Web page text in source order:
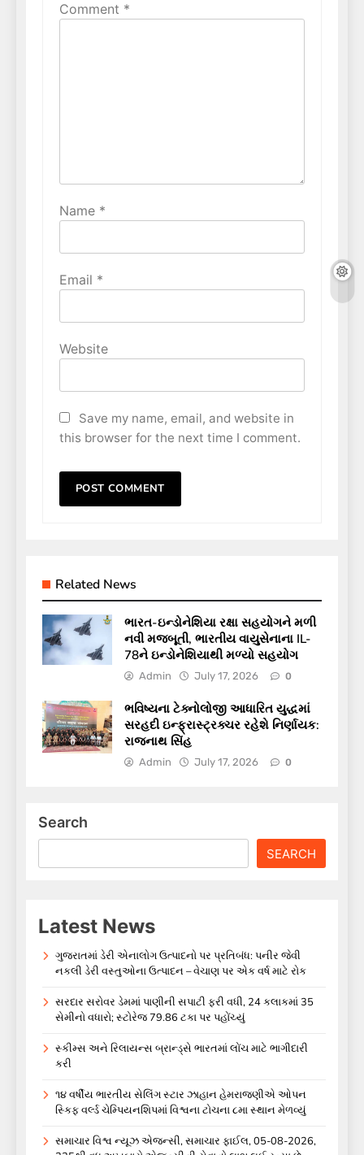
Comment *
Name *
Email *
Website
Save my name, email, and website in
this browser for the next time I comment.
Related News
ભારત-ઇન્ડોનેશિયા રક્ષા સહયોગને મળી
નવી મજબૂતી, ભારતીય વાયુસેનાના IL-
78ને ઇન્ડોનેશિયાથી મળ્યો સહયોગ
Admin July 17, 2026 0
ભવિષ્યના ટેક્નોલોજી આધારિત યુદ્ધમાં
સરહદી ઇન્ફ્રાસ્ટ્રક્ચર રહેશે નિર્ણાયક:
રાજનાથ સિંહ
Admin July 17, 2026 0
Search
SEARCH
Latest News
ગુજરાતમાં ડેરી એનાલોગ ઉત્પાદનો પર પ્રતિબંધ: પનીર જેવી
નકલી ડેરી વસ્તુઓના ઉત્પાદન – વેચાણ પર એક વર્ષ માટે રોક
સરદાર સરોવર ડેમમાં પાણીની સપાટી ફરી વધી, 24 કલાકમાં 35
સેમીનો વધારો; સ્ટોરેજ 79.86 ટકા પર પહોંચ્યું
સ્કીમ્સ અને રિલાયન્સ બ્રાન્ડ્સે ભારતમાં લોંચ માટે ભાગીદારી
કરી
૧૪ વર્ષીય ભારતીય સેલિંગ સ્ટાર ઝાહાન હેમરાજણીએ ઓપન
સ્કિફ વર્લ્ડ ચેમ્પિયનશિપમાં વિશ્વના ટોચના ૮મા સ્થાન મેળવ્યું
સમાચાર વિશ્વ ન્યૂઝ એજન્સી, સમાચાર ફાઈલ, 05-08-2026,